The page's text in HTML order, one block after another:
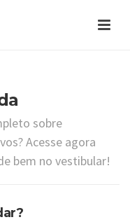
sobre
Acesse agora
bem no vestibular!